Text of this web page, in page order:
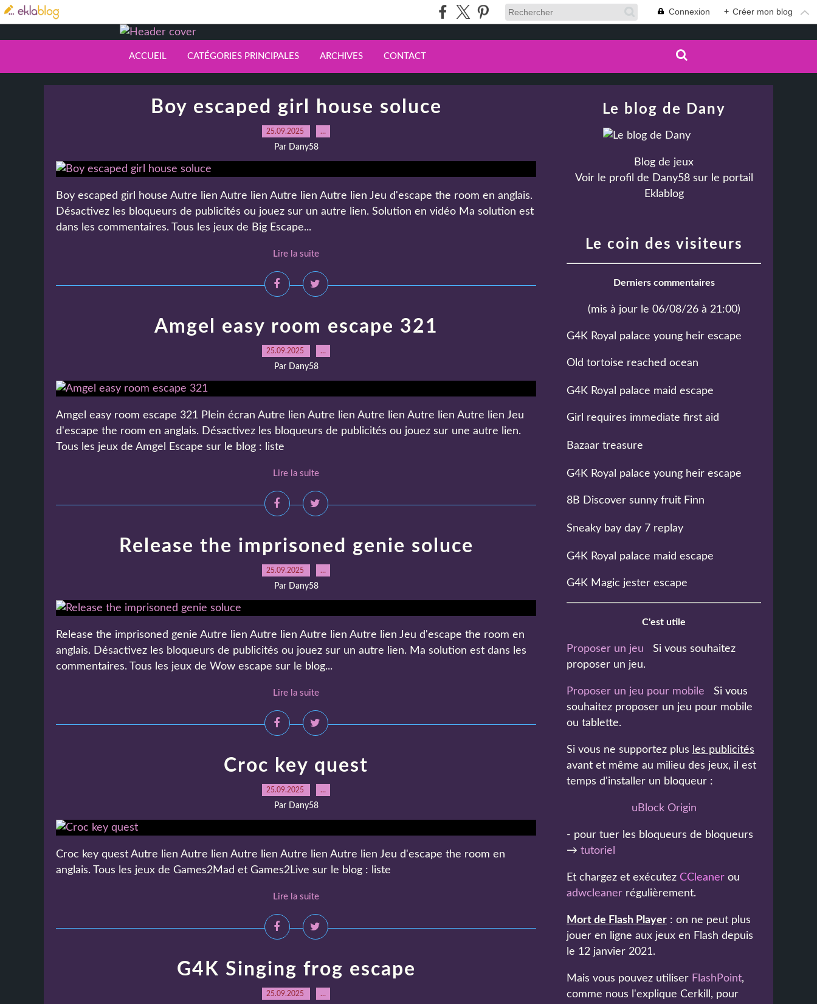
Connexion + Créer mon blog
ACCUEIL CATÉGORIES PRINCIPALES ARCHIVES CONTACT
Boy escaped girl house soluce
25.09.2025 …
Par Dany58
Boy escaped girl house Autre lien Autre lien Autre lien Autre lien Jeu d'escape the room en anglais.
Désactivez les bloqueurs de publicités ou jouez sur un autre lien. Solution en vidéo Ma solution est
dans les commentaires. Tous les jeux de Big Escape...
Lire la suite
Amgel easy room escape 321
25.09.2025 …
Par Dany58
Amgel easy room escape 321 Plein écran Autre lien Autre lien Autre lien Autre lien Autre lien Jeu
d'escape the room en anglais. Désactivez les bloqueurs de publicités ou jouez sur une autre lien.
Tous les jeux de Amgel Escape sur le blog : liste
Lire la suite
Release the imprisoned genie soluce
25.09.2025 …
Par Dany58
Release the imprisoned genie Autre lien Autre lien Autre lien Autre lien Jeu d'escape the room en
anglais. Désactivez les bloqueurs de publicités ou jouez sur un autre lien. Ma solution est dans les
commentaires. Tous les jeux de Wow escape sur le blog...
Lire la suite
Croc key quest
25.09.2025 …
Par Dany58
Croc key quest Autre lien Autre lien Autre lien Autre lien Autre lien Jeu d'escape the room en
anglais. Tous les jeux de Games2Mad et Games2Live sur le blog : liste
Lire la suite
G4K Singing frog escape
25.09.2025 …
Le blog de Dany
Blog de jeux
Voir le profil de Dany58sur le portail
Eklablog
Le coin des visiteurs
Derniers commentaires
(mis à jour le 06/08/26 à 21:00)
G4K Royal palace young heir escape
Old tortoise reached ocean
G4K Royal palace maid escape
Girl requires immediate first aid
Bazaar treasure
G4K Royal palace young heir escape
8B Discover sunny fruit Finn
Sneaky bay day 7 replay
G4K Royal palace maid escape
G4K Magic jester escape
C'est utile
Proposer un jeu Si vous souhaitez
proposer un jeu.
Proposer un jeu pour mobile Si vous
souhaitez proposer un jeu pour mobile
ou tablette.
Si vous ne supportez plus les publicités
avant et même au milieu des jeux, il est
temps d'installer un bloqueur :
uBlock Origin
- pour tuer les bloqueurs de bloqueurs
→ tutoriel
Et chargez et exécutez CCleaner ou
adwcleaner régulièrement.
Mort de Flash Player : on ne peut plus
jouer en ligne aux jeux en Flash depuis
le 12 janvier 2021.
Mais vous pouvez utiliser FlashPoint,
comme nous l'explique Cerkill, pour